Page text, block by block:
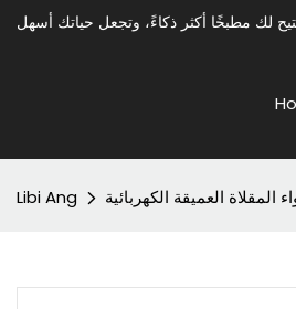
Libi Ang العميقة الكهربائية